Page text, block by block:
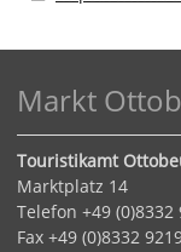
Markt
Touristikamt
Marktplatz 14
Telefon +49 (0)8332
Fax +49 (0)8332